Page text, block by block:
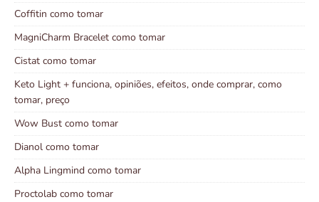
Coffitin como tomar
MagniCharm Bracelet como tomar
Cistat como tomar
Keto Light + funciona, opiniões, efeitos, onde comprar, como
tomar, preço
Wow Bust como tomar
Dianol como tomar
Alpha Lingmind como tomar
Proctolab como tomar